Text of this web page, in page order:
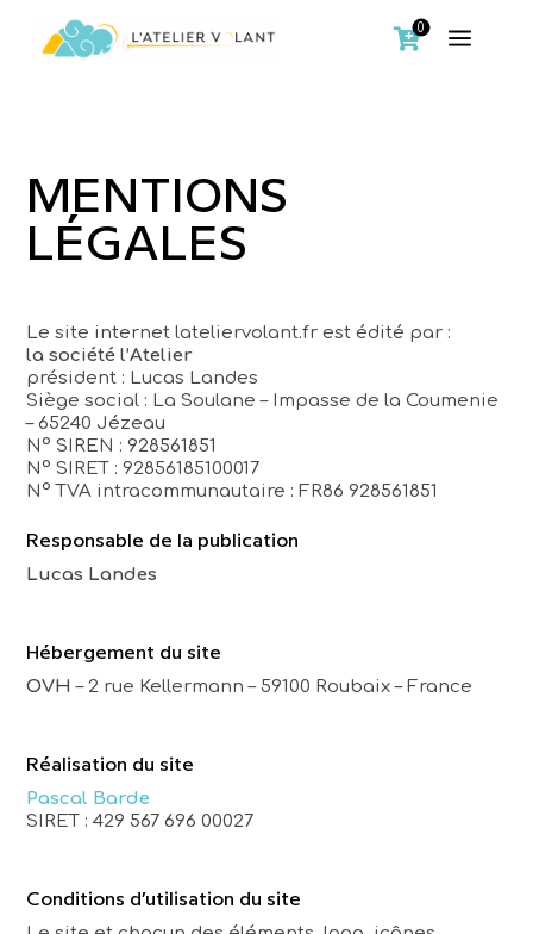
0 a
MENTIONS
LÉGALES
Le site internet lateliervolant.fr est édité par :
la société l’Atelier
président : Lucas Landes
Siège social : La Soulane – Impasse de la Coumenie
– 65240 Jézeau
N° SIREN : 928561851
N° SIRET : 92856185100017
N° TVA intracommunautaire : FR86 928561851
Responsable de la publication
Lucas Landes
Hébergement du site
OVH – 2 rue Kellermann – 59100 Roubaix – France
Réalisation du site
Pascal Barde
SIRET : 429 567 696 00027
Conditions d’utilisation du site